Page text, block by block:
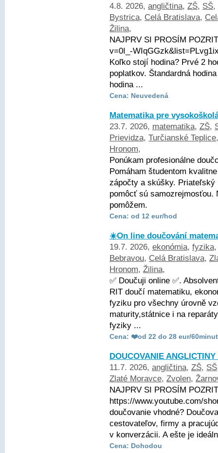
4.8. 2026, angličtina, ZŠ, SŠ,
Bystrica, Celá Bratislava,
Žilina,
NAJPRV SI PROSÍM
v=0I_-
Koľko stojí hodina? Prvé 2
poplatkov. Štandardná
hodina ...
Cena: Neuvedená
Matematika pre
23.7. 2026, matematika, ZŠ,
Prievidza, Turčianské Teplice
Hronom,
Ponúkam profesionálne
Pomáham študentom
zápočty a skúšky.
pomôcť sú samozrejmosťou.
pomôžem.
Cena: od 12 eur/hod
☀️On line doučování
19.7. 2026, ekonómia, fyzika
Bebravou, Celá Bratislava,
Hronom, Žilina,
✅ Doučuji online ✅.
RIT doučí matematiku,
fyziku pro všechny úrovně
maturity,státnice i na
fyziky ...
Cena: ❤️od 22 do 28 eur/
DOUCOVANIE
11.7. 2026, angličtina, ZŠ, SŠ
Zlaté Moravce, Zvolen,
NAJPRV SI PROSÍM
https://www.youtube.com/
doučovanie vhodné?
cestovateľov, firmy a
v konverzácii. A ešte je
Cena: Dohodou